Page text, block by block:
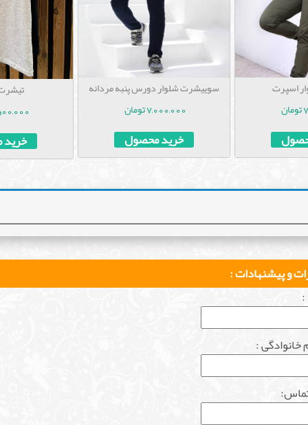
1,500,000
سوییشرت شلوار دورس پنبه مردانه
7,000,000 تومان
خرید محصول
اسپرت
و پیشنهادات :
خانوادگی :